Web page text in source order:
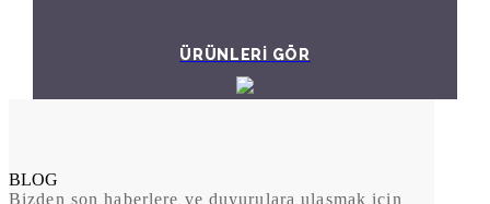
ÜRÜNLERİ GÖR
BLOG
Bizden son haberlere ve duyurulara ulaşmak için